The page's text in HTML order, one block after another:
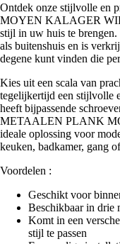
Ontdek onze stijlvolle en
MOYEN KALAGER
stijl in uw huis te
als buitenshuis en is
degene kunt vinden die
Kies uit een scala van
tegelijkertijd een stijlvolle
heeft bijpassende
METAALEN PLANK
ideale oplossing voor
keuken, badkamer, gang
Voordelen :
Geschikt voor
Beschikbaar in drie
Komt in een
stijl te passen